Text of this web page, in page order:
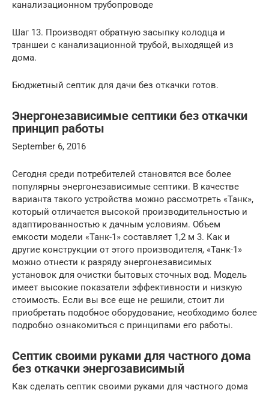
канализационном трубопроводе
Шаг 13. Производят обратную засыпку колодца и
траншеи с канализационной трубой, выходящей из
дома.
Бюджетный септик для дачи без откачки готов.
Энергонезависимые септики без откачки
принцип работы
September 6, 2016
Сегодня среди потребителей становятся все более
популярны энергонезависимые септики. В качестве
варианта такого устройства можно рассмотреть «Танк»,
который отличается высокой производительностью и
адаптированностью к дачным условиям. Объем
емкости модели «Танк-1» составляет 1,2 м 3. Как и
другие конструкции от этого производителя, «Танк-1»
можно отнести к разряду энергонезависимых
установок для очистки бытовых сточных вод. Модель
имеет высокие показатели эффективности и низкую
стоимость. Если вы все еще не решили, стоит ли
приобретать подобное оборудование, необходимо более
подробно ознакомиться с принципами его работы.
Септик своими руками для частного дома
без откачки энергозависимый
Как сделать септик своими руками для частного дома